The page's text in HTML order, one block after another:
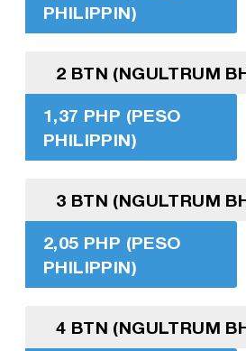
PHILIPPIN)
2 BTN (NGULTRUM
1,37 PHP (PESO
PHILIPPIN)
3 BTN (NGULTRUM
2,05 PHP (PESO
PHILIPPIN)
4 BTN (NGULTRUM